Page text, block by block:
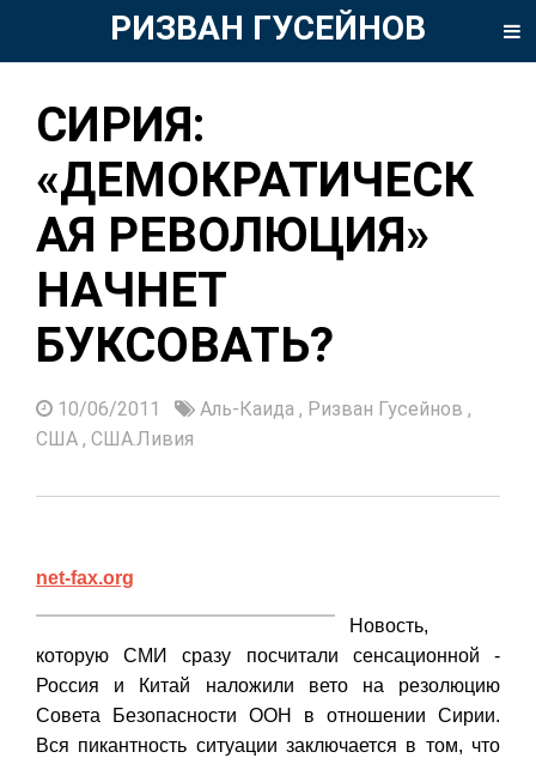
РИЗВАН ГУСЕЙНОВ
СИРИЯ:
«ДЕМОКРАТИЧЕСК
АЯ РЕВОЛЮЦИЯ»
НАЧНЕТ
БУКСОВАТЬ?
10/06/2011 Аль-Каида , Ризван Гусейнов ,
США , США.Ливия
net-fax.org
Новость,
которую СМИ сразу посчитали сенсационной -
Россия и Китай наложили вето на резолюцию
Совета Безопасности ООН в отношении Сирии.
Вся пикантность ситуации заключается в том, что